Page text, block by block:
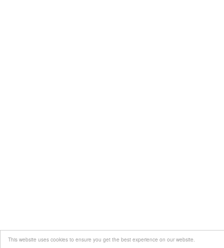
This website uses cookies to ensure you get the best experience on our website.